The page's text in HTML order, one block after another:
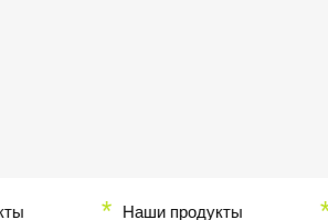
Наши продукты